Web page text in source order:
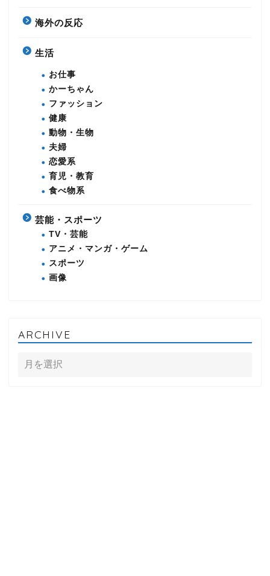
海外の反応
生活
お仕事
かーちゃん
ファッション
健康
動物・生物
夫婦
恋愛系
育児・教育
食べ物系
芸能・スポーツ
TV・芸能
アニメ・マンガ・ゲーム
スポーツ
画像
ARCHIVE